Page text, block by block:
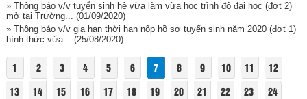
» Thông báo v/v tuyển sinh hệ vừa làm vừa học trình độ đại học (đợt 2)
mở tại Trường... (01/09/2020)
» Thông báo v/v gia hạn thời hạn nộp hồ sơ tuyển sinh năm 2020 (đợt 1)
hình thức vừa... (25/08/2020)
1 2 3 4 5 6 7 8 9 10 11
12
13
14 15 16 17 18 19 20 21 22 23 24